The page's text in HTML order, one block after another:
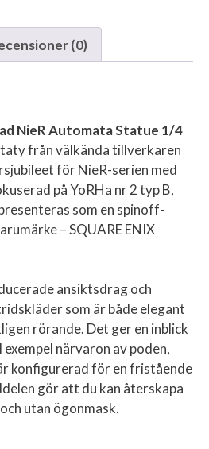
(0)
NieR Automata Statue 1/4
från välkända tillverkaren
för NieR-serien med
på YoRHa nr 2 typ B,
som en spinoff-
– SQUARE ENIX
ansiktsdrag och
som är både elegant
rörande. Det ger en inblick
närvaron av poden,
konfigurerad för en fristående
gör att du kan återskapa
utan ögonmask.